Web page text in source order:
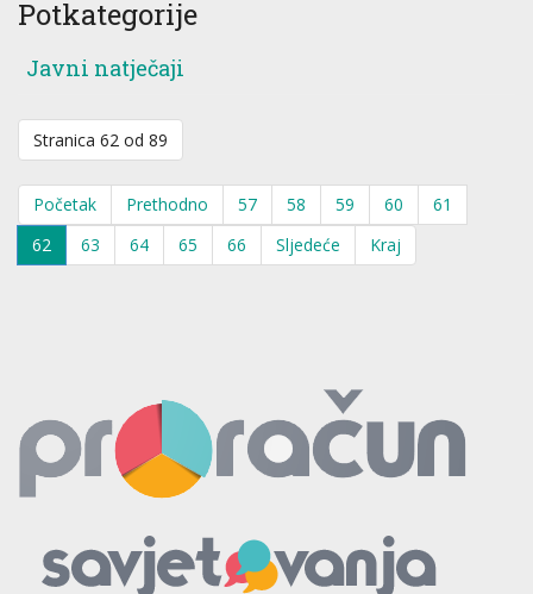
Potkategorije
Javni natječaji
Stranica 62 od 89
Početak Prethodno 57 58 59 60
61
62
63 64 65 66 Sljedeće Kraj